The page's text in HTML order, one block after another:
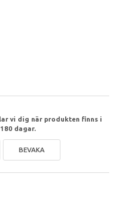
vi dig när produkten finns i
dagar.
BEVAKA